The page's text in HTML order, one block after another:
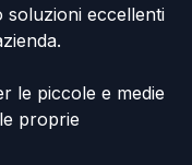
soluzioni eccellenti
le piccole e medie
proprie